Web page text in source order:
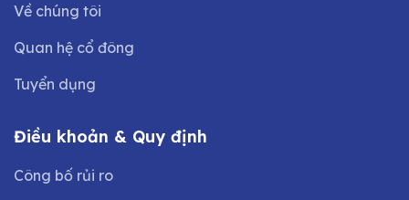
Về chúng tôi
Quan hệ cổ đông
Tuyển dụng
Điều khoản & Quy định
Công bố rủi ro